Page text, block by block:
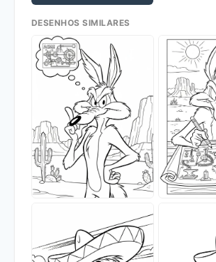
DESENHOS SIMILARES